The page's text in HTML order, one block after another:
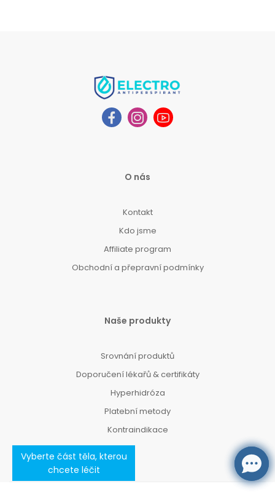
Vyberte část těla, kterou
chcete léčit
O nás
Kontakt
Kdo jsme
Affiliate program
Obchodní a přepravní podmínky
Naše produkty
Srovnání produktů
Doporučení lékařů & certifikáty
Hyperhidróza
Platební metody
Kontraindikace